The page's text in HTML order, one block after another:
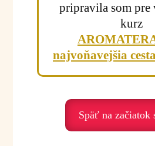
• vhodné pri problematickej
• podporuje prirodzenú vitalitu
• vhodné do relaxačných a
Emocionálna rovina:
a emocionálnej stability.
psychického napätia,
emocionálneho nepokoja.
pripravila som pre
kurz
najvoňavejšia
Späť na začiatok